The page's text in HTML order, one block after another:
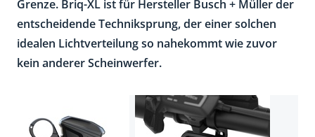
Grenze. Briq-XL ist für Hersteller Busch + Müller der
entscheidende Techniksprung, der einer solchen
idealen Lichtverteilung so nahekommt wie zuvor
kein anderer Scheinwerfer.